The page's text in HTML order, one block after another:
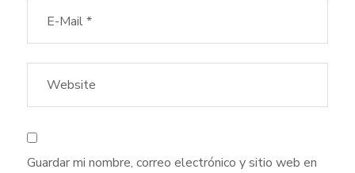
Guardar mi nombre, correo electrónico y sitio web en